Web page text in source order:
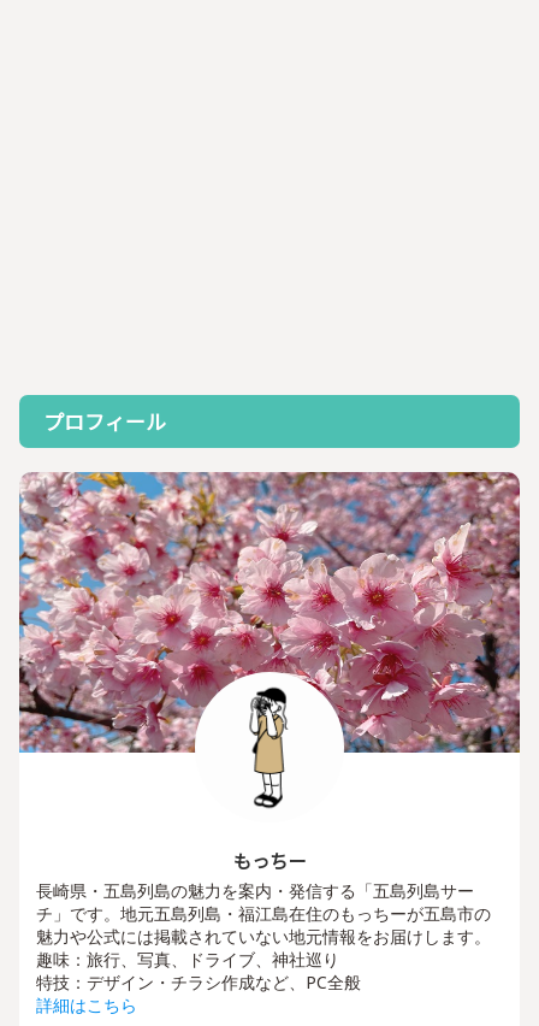
プロフィール
もっちー
長崎県・五島列島の魅力を案内・発信する「五島列島サー
チ」です。地元五島列島・福江島在住のもっちーが五島市の
魅力や公式には掲載されていない地元情報をお届けします。
趣味：旅行、写真、ドライブ、神社巡り
特技：デザイン・チラシ作成など、PC全般
詳細はこちら